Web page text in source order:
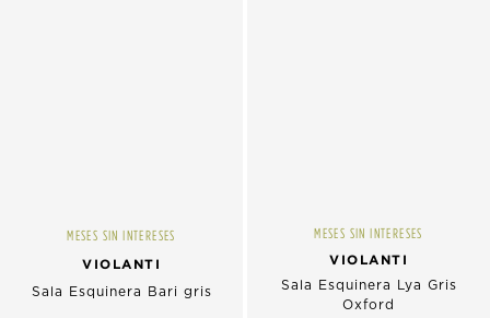
MESES SIN INTERESES
VIOLANTI
Sala Esquinera Bari gris
MESES SIN INTERESES
VIOLANTI
Sala Esquinera Lya Gris
Oxford